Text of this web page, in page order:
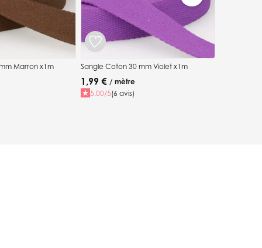
Marron x1m Sangle Coton 30 mm Violet x1m
1,99 € / mètre
5.00/5(6 avis)